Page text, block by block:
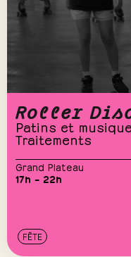
Roller
Patins et
Traitements
Grand Plateau
17h – 22h
FÊTE